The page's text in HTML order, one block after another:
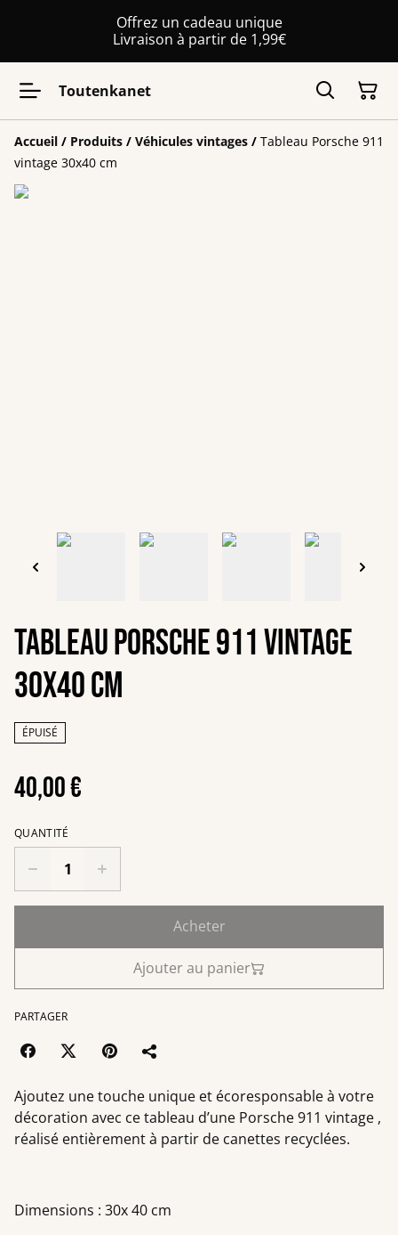
Offrez un cadeau unique
Livraison à partir de 1,99€
Toutenkanet
Accueil / Produits / Véhicules vintages / Tableau Porsche 911
vintage 30x40 cm
Tableau Porsche 911 vintage
30x40 cm
ÉPUISÉ
40,00 €
QUANTITÉ
Acheter
Ajouter au panier
PARTAGER
Ajoutez une touche unique et écoresponsable à votre
décoration avec ce tableau d’une Porsche 911 vintage ,
réalisé entièrement à partir de canettes recyclées.
Dimensions : 30x 40 cm